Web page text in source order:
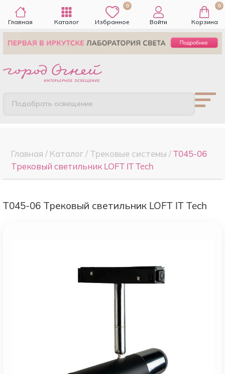
Главная Каталог
0
Избранное Войти
0
Корзина
Подобрать освещение
Главная / Каталог/ Трековые системы /T045-06
Трековый светильник LOFT IT Tech
T045-06 Трековый светильник LOFT IT Tech